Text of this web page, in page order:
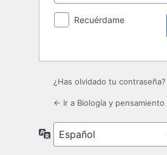
Recuérdame
¿Has olvidado tu contraseña?
← Ir a Biología y pensamiento
Idioma